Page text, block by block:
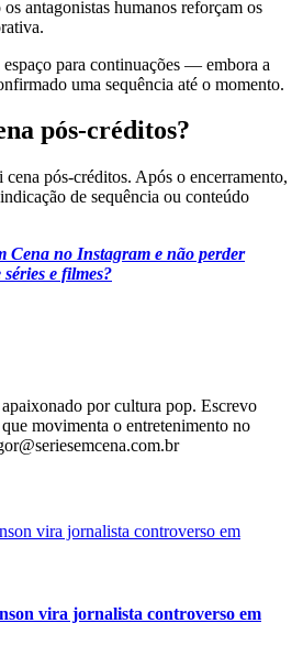
antagonistas humanos reforçam os
para continuações — embora a
uma sequência até o momento.
pós-créditos?
cena pós-créditos. Após o encerramento,
de sequência ou conteúdo
Cena no Instagram e não perder
e filmes?
por cultura pop. Escrevo
movimenta o entretenimento no
vira jornalista controverso em